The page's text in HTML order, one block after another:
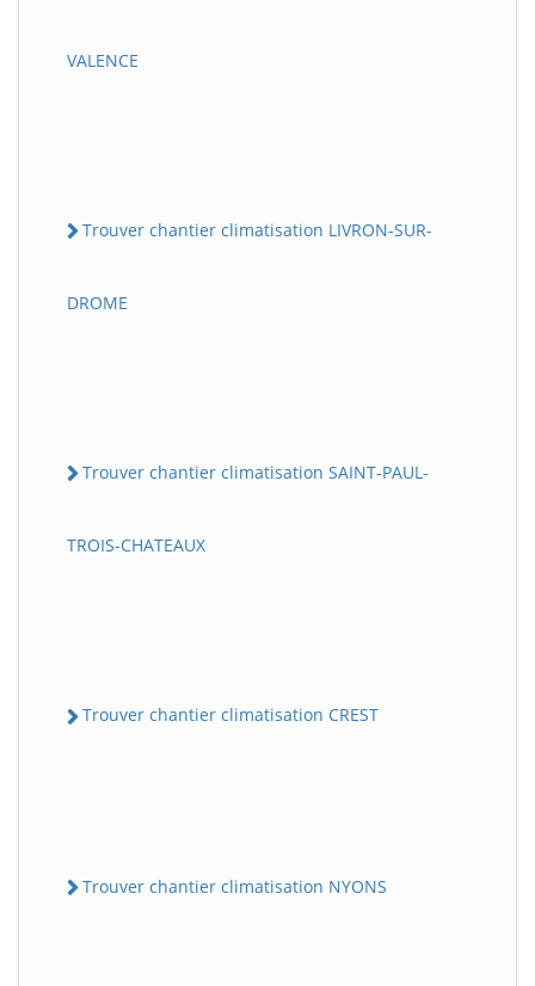
VALENCE
Trouver chantier climatisation LIVRON-SUR-
DROME
Trouver chantier climatisation SAINT-PAUL-
TROIS-CHATEAUX
Trouver chantier climatisation CREST
Trouver chantier climatisation NYONS